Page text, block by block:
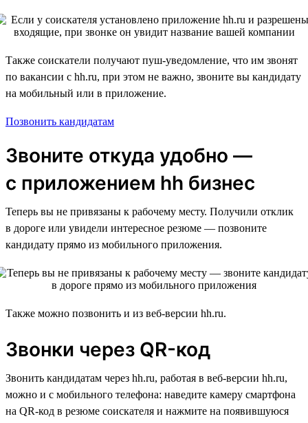
Также соискатели получают пуш-уведомление, что им звонят
по вакансии с hh.ru, при этом не важно, звоните вы кандидату
на мобильный или в приложение.
Позвонить кандидатам
Звоните откуда удобно —
с приложением hh бизнес
Теперь вы не привязаны к рабочему месту. Получили отклик
в дороге или увидели интересное резюме — позвоните
кандидату прямо из мобильного приложения.
Также можно позвонить и из веб-версии hh.ru.
Звонки через QR-код
Звонить кандидатам через hh.ru, работая в веб-версии hh.ru,
можно и с мобильного телефона: наведите камеру смартфона
на QR-код в резюме соискателя и нажмите на появившуюся